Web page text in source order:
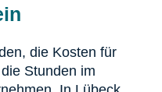
die Kosten für
Stunden im